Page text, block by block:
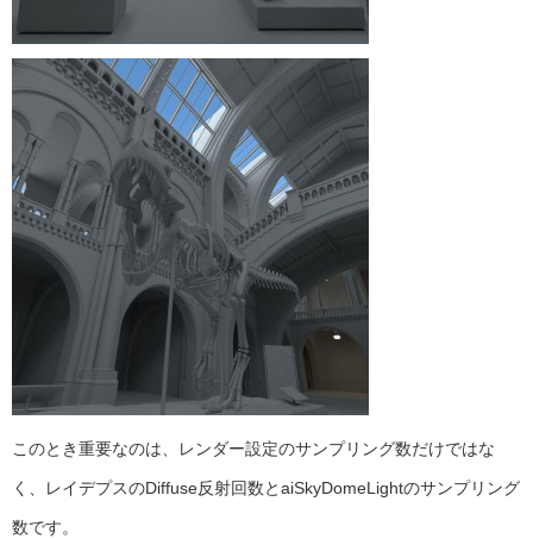
このとき重要なのは、レンダー設定のサンプリング数だけではな
く、レイデプスのDiffuse反射回数とaiSkyDomeLightのサンプリング
数です。